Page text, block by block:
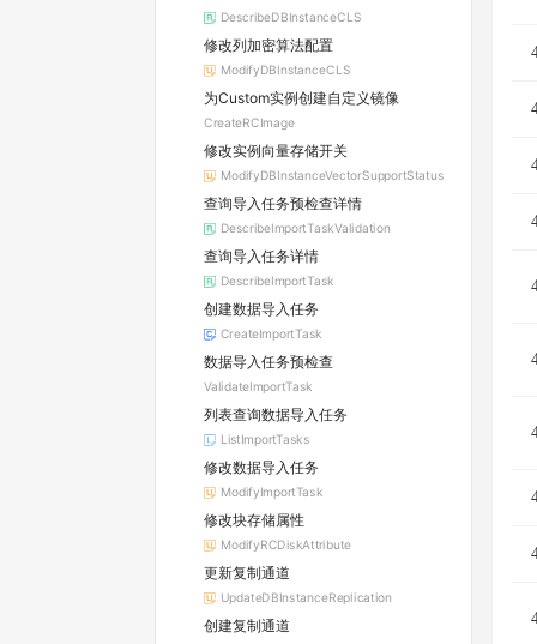
DescribeDBInstanceCLS
修改列加密算法配置
ModifyDBInstanceCLS
为Custom实例创建自定义镜像
CreateRCImage
修改实例向量存储开关
ModifyDBInstanceVectorSupportStatus
查询导入任务预检查详情
DescribeImportTaskValidation
查询导入任务详情
DescribeImportTask
创建数据导入任务
CreateImportTask
数据导入任务预检查
ValidateImportTask
列表查询数据导入任务
ListImportTasks
修改数据导入任务
ModifyImportTask
修改块存储属性
ModifyRCDiskAttribute
更新复制通道
UpdateDBInstanceReplication
创建复制通道